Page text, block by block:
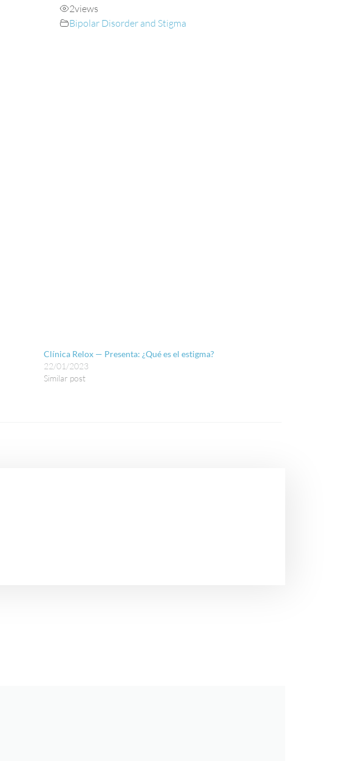
2views
Bipolar Disorder and Stigma
Clínica Relox — Presenta: ¿Qué es el estigma?
22/01/2023
Similar post